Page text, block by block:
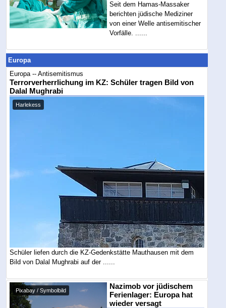
Seit dem Hamas-Massaker
berichten jüdische Mediziner
von einer Welle antisemitischer
Vorfälle. ......
Europa
Europa -- Antisemitismus
Terrorverherrlichung im KZ: Schüler tragen Bild von
Dalal Mughrabi
Harlekess
Schüler liefen durch die KZ-Gedenkstätte Mauthausen mit dem
Bild von Dalal Mughrabi auf der ......
Pixabay / Symbolbild
Nazimob vor jüdischem
Ferienlager: Europa hat
wieder versagt